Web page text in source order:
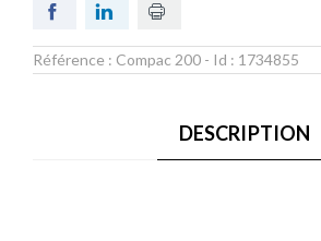
Référence : Compac 200 - Id : 1734855
DESCRIPTION